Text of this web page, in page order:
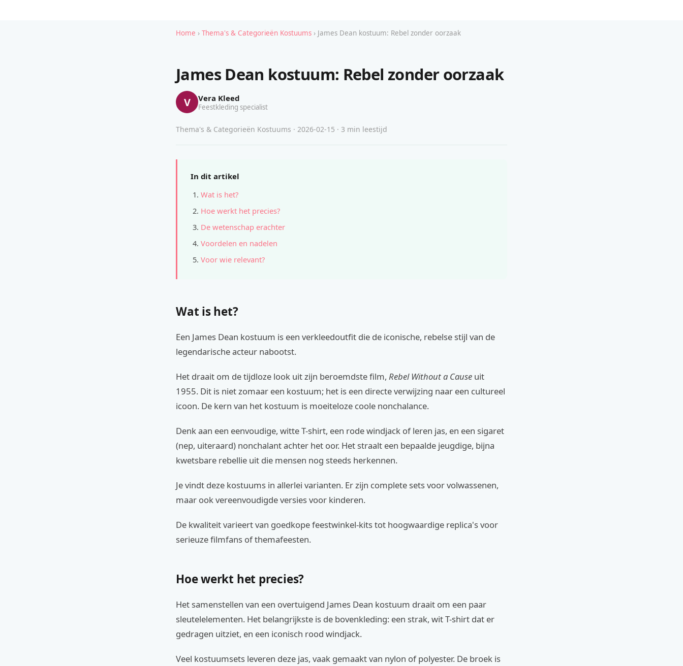
Home › Thema's & Categorieën Kostuums › James Dean kostuum: Rebel zonder oorzaak
James Dean kostuum: Rebel zonder oorzaak
V Vera Kleed
Feestkleding specialist
Thema's & Categorieën Kostuums · 2026-02-15 · 3 min leestijd
In dit artikel
Wat is het?
Hoe werkt het precies?
De wetenschap erachter
Voordelen en nadelen
Voor wie relevant?
Wat is het?
Een James Dean kostuum is een verkleedoutfit die de iconische, rebelse stijl van de
legendarische acteur nabootst.
Het draait om de tijdloze look uit zijn beroemdste film, Rebel Without a Cause uit
1955. Dit is niet zomaar een kostuum; het is een directe verwijzing naar een cultureel
icoon. De kern van het kostuum is moeiteloze coole nonchalance.
Denk aan een eenvoudige, witte T-shirt, een rode windjack of leren jas, en een sigaret
(nep, uiteraard) nonchalant achter het oor. Het straalt een bepaalde jeugdige, bijna
kwetsbare rebellie uit die mensen nog steeds herkennen.
Je vindt deze kostuums in allerlei varianten. Er zijn complete sets voor volwassenen,
maar ook vereenvoudigde versies voor kinderen.
De kwaliteit varieert van goedkope feestwinkel-kits tot hoogwaardige replica's voor
serieuze filmfans of themafeesten.
Hoe werkt het precies?
Het samenstellen van een overtuigend James Dean kostuum draait om een paar
sleutelelementen. Het belangrijkste is de bovenkleding: een strak, wit T-shirt dat er
gedragen uitziet, en een iconisch rood windjack.
Veel kostuumsets leveren deze jas, vaak gemaakt van nylon of polyester. De broek is